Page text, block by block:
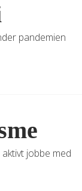
pandemien
jobbe med